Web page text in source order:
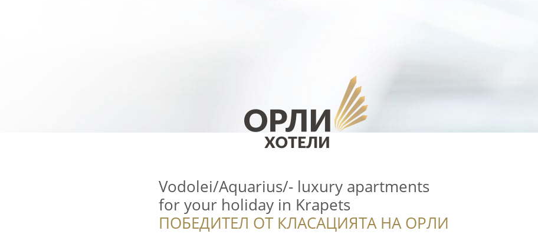
Vodolei/Aquarius/- luxury apartments
for your holiday in Krapets
ПОБЕДИТЕЛ ОТ КЛАСАЦИЯТА НА ОРЛИ